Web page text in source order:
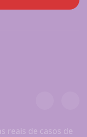
reais de casos de